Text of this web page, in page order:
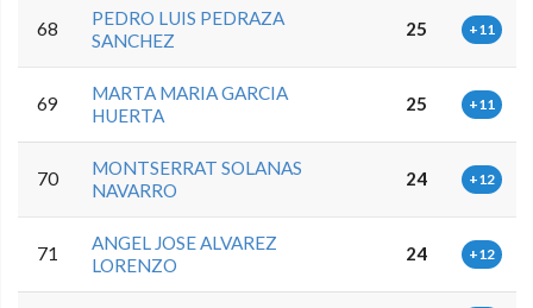
68
PEDRO LUIS PEDRAZA
SANCHEZ
25 +11
69
MARTA MARIA GARCIA
HUERTA
25 +11
70
MONTSERRAT SOLANAS
NAVARRO
24 +12
71
ANGEL JOSE ALVAREZ
LORENZO
24 +12